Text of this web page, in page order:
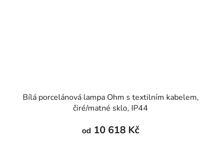
Bílá porcelánová lampa Ohm s textilním kabelem,
čiré/matné sklo, IP44
od 10 618 Kč